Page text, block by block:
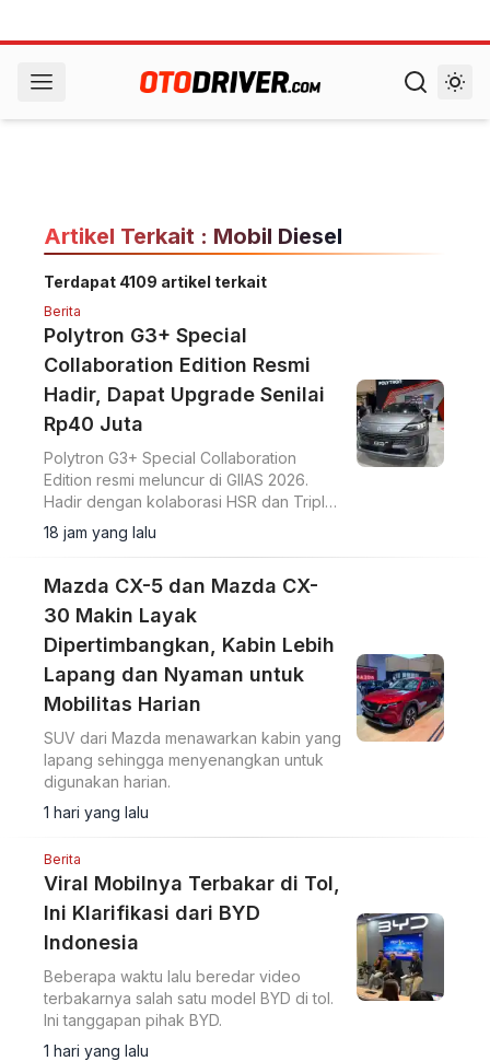
Artikel Terkait : Mobil Diesel
Terdapat 4109 artikel terkait
Berita
Polytron G3+ Special
Collaboration Edition Resmi
Hadir, Dapat Upgrade Senilai
Rp40 Juta
Polytron G3+ Special Collaboration
Edition resmi meluncur di GIIAS 2026.
Hadir dengan kolaborasi HSR dan Triple
9, mobil listrik ini mendapat upgrade
senilai Rp40 juta dengan tambahan
18 jam yang lalu
Mazda CX-5 dan Mazda CX-
30 Makin Layak
Dipertimbangkan, Kabin Lebih
Lapang dan Nyaman untuk
Mobilitas Harian
SUV dari Mazda menawarkan kabin yang
lapang sehingga menyenangkan untuk
digunakan harian.
1 hari yang lalu
Berita
Viral Mobilnya Terbakar di Tol,
Ini Klarifikasi dari BYD
Indonesia
Beberapa waktu lalu beredar video
terbakarnya salah satu model BYD di tol.
Ini tanggapan pihak BYD.
1 hari yang lalu